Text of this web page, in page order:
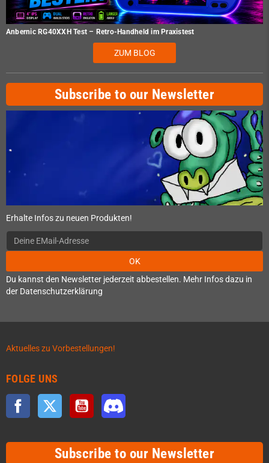
Anbernic RG40XXH Test – Retro-Handheld im Praxistest
ZUM BLOG
Subscribe to our Newsletter
Erhalte Infos zu neuen Produkten!
OK
Du kannst den Newsletter jederzeit abbestellen. Mehr Infos dazu in
der Datenschutzerklärung
Aktuelles zu Vorbestellungen!
FOLGE UNS
Facebook Twitter YouTube
Subscribe to our Newsletter